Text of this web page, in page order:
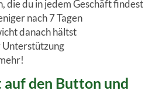
die du in jedem Geschäft findest
nach 7 Tagen
danach hältst
Unterstützung
den Button und